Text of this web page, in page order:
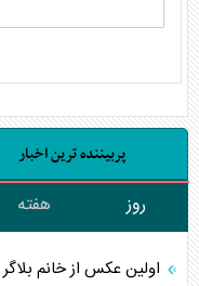
پربیننده ترین اخبار
روز هفته
اولین عکس از خانم